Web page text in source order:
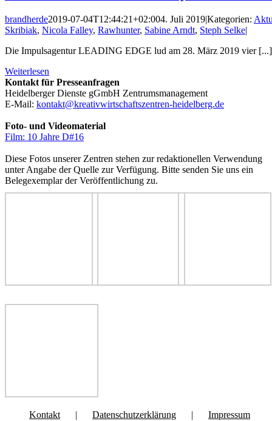
brandherde2019-07-04T12:44:21+02:004. Juli 2019|Kategorien:
Skribiak, Nicola Falley, Rawhunter, Sabine Arndt, Steph Selke|
Die Impulsagentur LEADING EDGE lud am 28. März 2019 vier [...]
Weiterlesen
Kontakt für Presseanfragen
Heidelberger Dienste gGmbH Zentrumsmanagement
E-Mail: kontakt@kreativwirtschaftszentren-heidelberg.de
Foto- und Videomaterial
Film: 10 Jahre D#16
Diese Fotos unserer Zentren stehen zur redaktionellen Verwendung
unter Angabe der Quelle zur Verfügung. Bitte senden Sie uns ein
Belegexemplar der Veröffentlichung zu.
Kontakt Datenschutzerklärung
Impressum